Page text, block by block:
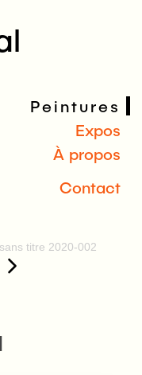
Peintures
Expos
À propos
Contact
sans titre 2020-002